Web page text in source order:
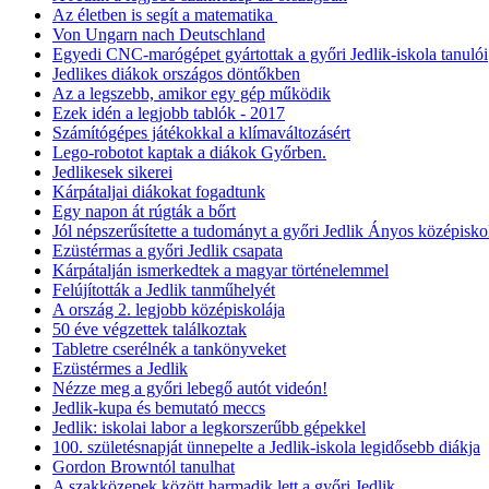
Az életben is segít a matematika
Von Ungarn nach Deutschland
Egyedi CNC-marógépet gyártottak a győri Jedlik-iskola tanulói
Jedlikes diákok országos döntőkben
Az a legszebb, amikor egy gép működik
Ezek idén a legjobb tablók - 2017
Számítógépes játékokkal a klímaváltozásért
Lego-robotot kaptak a diákok Győrben.
Jedlikesek sikerei
Kárpátaljai diákokat fogadtunk
Egy napon át rúgták a bőrt
Jól népszerűsítette a tudományt a győri Jedlik Ányos
Ezüstérmas a győri Jedlik csapata
Kárpátalján ismerkedtek a magyar történelemmel
Felújították a Jedlik tanműhelyét
A ország 2. legjobb középiskolája
50 éve végzettek találkoztak
Tabletre cserélnék a tankönyveket
Ezüstérmes a Jedlik
Nézze meg a győri lebegő autót videón!
Jedlik-kupa és bemutató meccs
Jedlik: iskolai labor a legkorszerűbb gépekkel
100. születésnapját ünnepelte a Jedlik-iskola legidősebb diákja
Gordon Browntól tanulhat